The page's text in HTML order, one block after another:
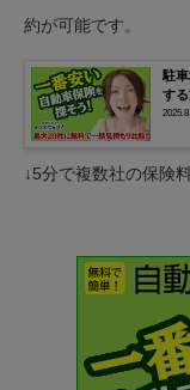
約が可能です。
駐
す
↓5分で複数社の保険